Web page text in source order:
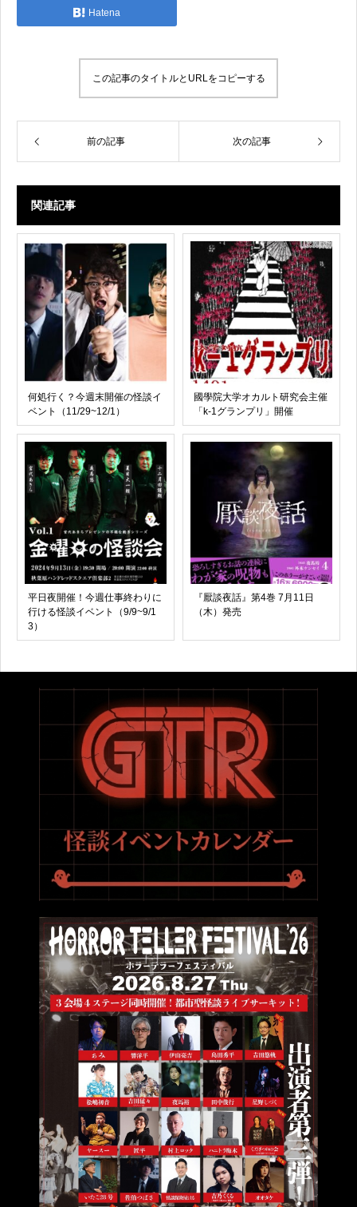
Hatena
この記事のタイトルとURLをコピーする
前の記事 次の記事
関連記事
何処行く？今週末開催の怪談イ
ベント（11/29~12/1）
國學院大学オカルト研究会主催
「k-1グランプリ」開催
平日夜開催！今週仕事終わりに
行ける怪談イベント（9/9~9/1
3）
『厭談夜話』第4巻 7月11日
（木）発売